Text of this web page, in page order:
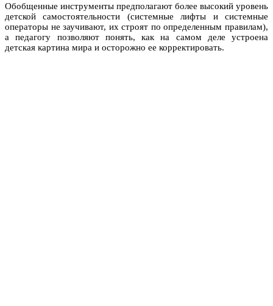
Обобщенные инструменты предполагают более высокий уровень
детской самостоятельности (системные лифты и системные
операторы не заучивают, их строят по определенным правилам),
а педагогу позволяют понять, как на самом деле устроена
детская картина мира и осторожно ее корректировать.